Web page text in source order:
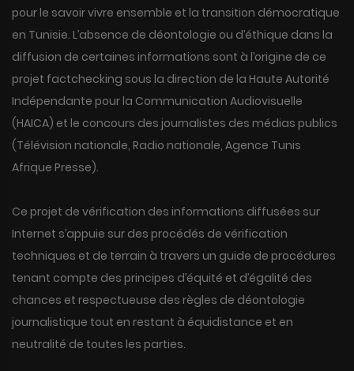
pour le savoir vivre ensemble et la transition démocratique
en Tunisie. L’absence de déontologie ou d’éthique dans la
diffusion de certaines informations sont à l’origine de ce
projet factchecking sous la direction de la Haute Autorité
Indépendante pour la Communication Audiovisuelle
(HAICA) et le concours des journalistes des médias publics
(Télévision nationale, Radio nationale, Agence Tunis
Afrique Presse).
Ce projet de vérification des informations diffusées sur
Internet s’appuie sur des procédés de vérification
techniques et de terrain à travers un guide de procédures
tenant compte des principes d’équité et d’égalité des
chances et respectueuse des règles de déontologie
journalistique tout en restant à équidistance et en
neutralité de toutes les parties.